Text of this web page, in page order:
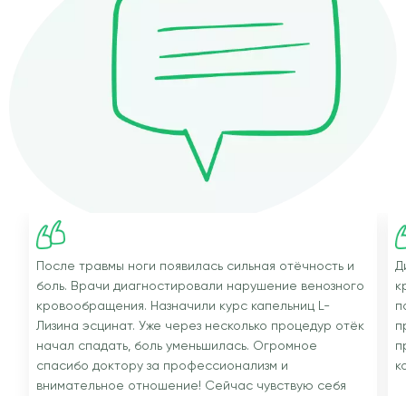
После травмы ноги появилась сильная отёчность и
боль. Врачи диагностировали нарушение венозного
кровообращения. Назначили курс капельниц L-
Лизина эсцинат. Уже через несколько процедур отёк
начал спадать, боль уменьшилась. Огромное
спасибо доктору за профессионализм и
внимательное отношение! Сейчас чувствую себя